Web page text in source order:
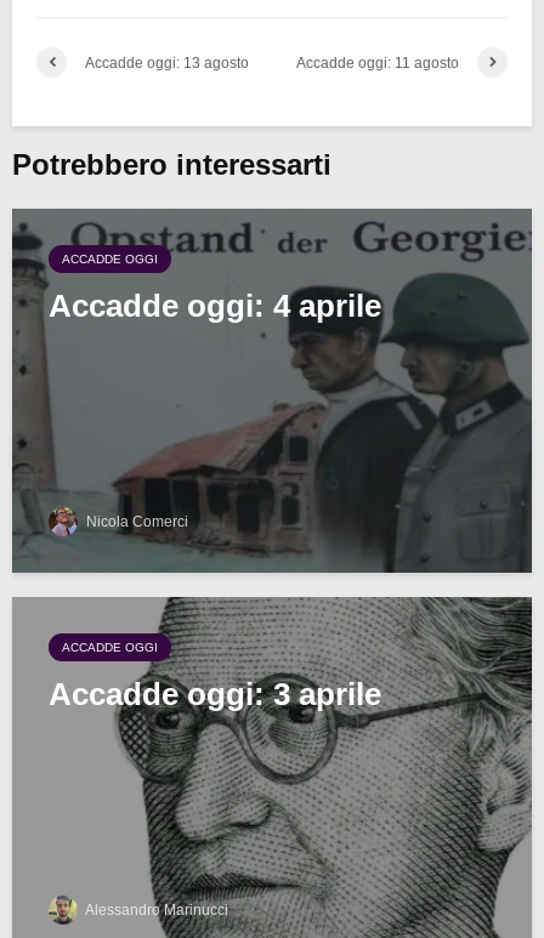
Accadde oggi: 13 agosto Accadde oggi: 11 agosto
Potrebbero interessarti
ACCADDE OGGI
Accadde oggi: 4 aprile
Nicola Comerci
ACCADDE OGGI
Accadde oggi: 3 aprile
Alessandro Marinucci